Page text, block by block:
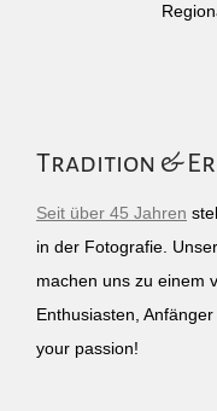
Tradition &
Seit über 45 Jahren
in der Fotografie.
machen uns zu einem
Enthusiasten,
your passion!